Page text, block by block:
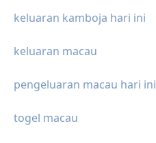
keluaran kamboja hari ini
keluaran macau
pengeluaran macau hari ini
togel macau